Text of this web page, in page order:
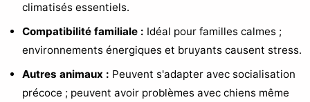
climatisés essentiels.
Compatibilité familiale : Idéal pour familles calmes ;
environnements énergiques et bruyants causent stress.
Autres animaux : Peuvent s'adapter avec socialisation
précoce ; peuvent avoir problèmes avec chiens même